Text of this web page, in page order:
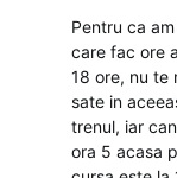
Pentru ca
care fac ore
18 ore, nu te
sate in
trenul, iar
ora 5 acasa